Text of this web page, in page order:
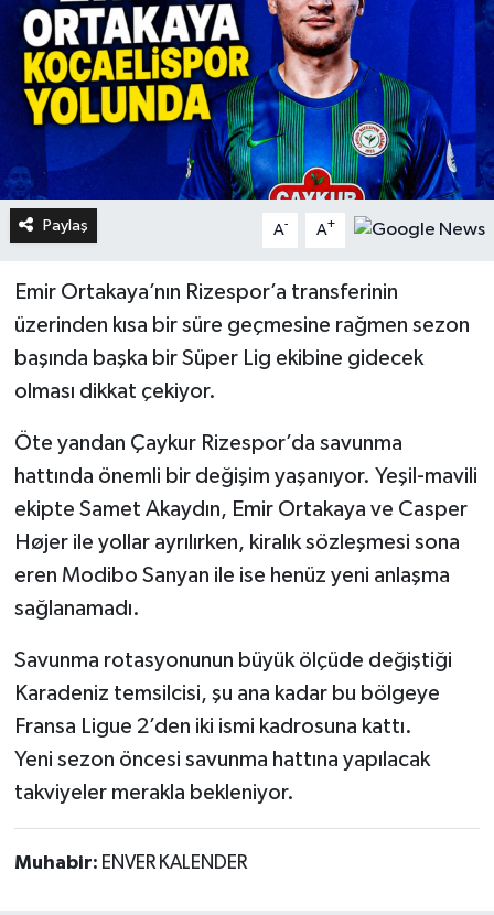
Paylaş A- A+
Emir Ortakaya’nın Rizespor’a transferinin
üzerinden kısa bir süre geçmesine rağmen sezon
başında başka bir Süper Lig ekibine gidecek
olması dikkat çekiyor.
Öte yandan Çaykur Rizespor’da savunma
hattında önemli bir değişim yaşanıyor. Yeşil-mavili
ekipte Samet Akaydın, Emir Ortakaya ve Casper
Højer ile yollar ayrılırken, kiralık sözleşmesi sona
eren Modibo Sanyan ile ise henüz yeni anlaşma
sağlanamadı.
Savunma rotasyonunun büyük ölçüde değiştiği
Karadeniz temsilcisi, şu ana kadar bu bölgeye
Fransa Ligue 2’den iki ismi kadrosuna kattı.
Yeni sezon öncesi savunma hattına yapılacak
takviyeler merakla bekleniyor.
Muhabir: ENVER KALENDER